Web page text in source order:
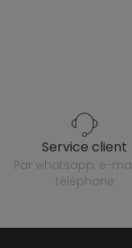
service client
par whatsapp, e-mail ou
téléphone